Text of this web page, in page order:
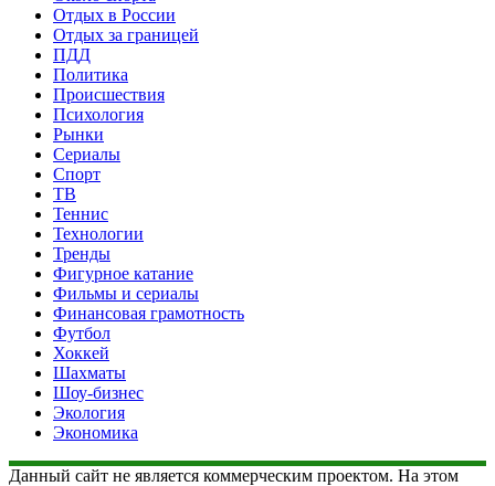
Отдых в России
Отдых за границей
ПДД
Политика
Происшествия
Психология
Рынки
Сериалы
Спорт
ТВ
Теннис
Технологии
Тренды
Фигурное катание
Фильмы и сериалы
Финансовая грамотность
Футбол
Хоккей
Шахматы
Шоу-бизнес
Экология
Экономика
Данный сайт не является коммерческим проектом. На этом